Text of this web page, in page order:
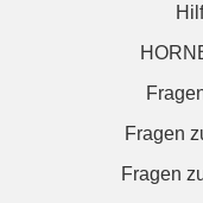
Fragen
Fragen